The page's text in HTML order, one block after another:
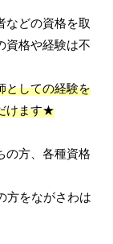
などの資格を取
資格や経験は不
としての経験を
けます★
の方、各種資格
方をながさわは